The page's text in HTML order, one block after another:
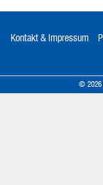
Kontakt & Impressum
© 2026